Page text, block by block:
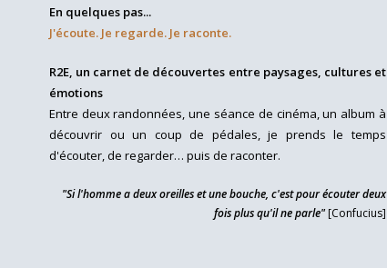
En quelques pas...
J'écoute. Je regarde. Je raconte.
R2E, un carnet de découvertes entre paysages, cultures et
émotions
Entre deux randonnées, une séance de cinéma, un album à
découvrir ou un coup de pédales, je prends le temps
d'écouter, de regarder… puis de raconter.
"Si l'homme a deux oreilles et une bouche, c'est pour écouter deux
fois plus qu'il ne parle"[Confucius]